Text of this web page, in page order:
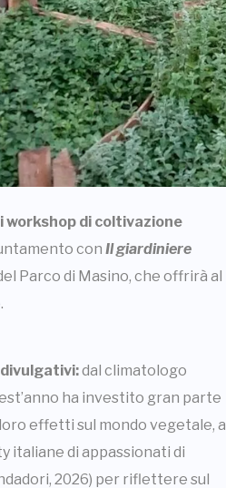
workshop di coltivazione
con Il giardiniere
Parco di Masino, che offrirà al
dal climatologo
ha investito gran parte
effetti sul mondo vegetale, a
italiane di appassionati di
2026) per riflettere sul